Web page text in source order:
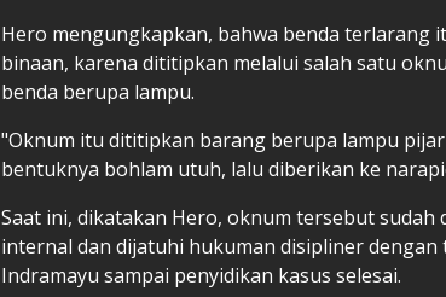
Hero mengungkapkan, bahwa benda terlarang
binaan, karena dititipkan melalui salah satu
benda berupa lampu.
"Oknum itu dititipkan barang berupa lampu
bentuknya bohlam utuh, lalu diberikan ke
Saat ini, dikatakan Hero, oknum tersebut sudah
internal dan dijatuhi hukuman disipliner dengan
Indramayu sampai penyidikan kasus selesai.